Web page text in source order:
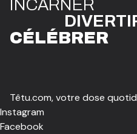
INCARNER
DIVER
CÉLÉBRER
Têtu.com, votre dose
Instagram
Facebook